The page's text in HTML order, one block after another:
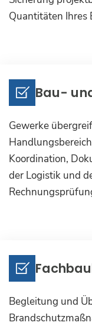
Quantitäten Ihres
Bau-
Gewerke
Koordination,
der Logistik und
Begleitung und